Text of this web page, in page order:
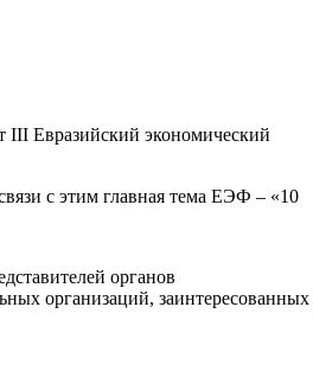
III Евразийский экономический
с этим главная тема ЕЭФ – «10
органов
организаций, заинтересованных